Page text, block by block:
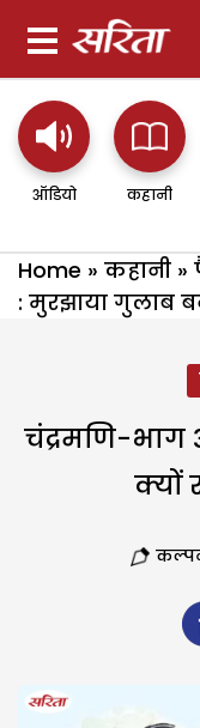
ऑडियो कहानी
Home » कहानी »
: मुरझाया गुलाब
चंद्रमणि-
क्यों